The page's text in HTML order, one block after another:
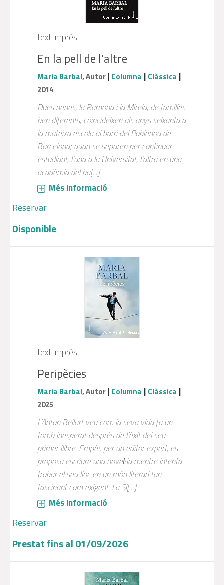
text imprès
En la pell de l'altre
Maria Barbal, Autor| Columna | Clàssica |
2014
Dues nenes, la Ramona i la Mireia, de famílies
ben diferents, coincideixen als anys seixanta a
la mateixa escola al barri del Poblenou de
Barcelona; quan se separen per continuar
estudiant, l'una a la Universitat, l'altra en una
acadèmia del ba[...]
Més informació
Reservar
Disponible
text imprès
Peripècies
Maria Barbal, Autor| Columna | Clàssica |
2025
L’Anton Bellart veu com la seva vida fa un
tomb inesperat després de l’èxit del seu
primer llibre. Empès per un editor expert, es
proposa escriure una noveŀla mentre intenta
trobar el seu lloc en un món literari tan
fascinant com exigent. La Sí[...]
Més informació
Reservar
Prestat fins al 01/09/2026